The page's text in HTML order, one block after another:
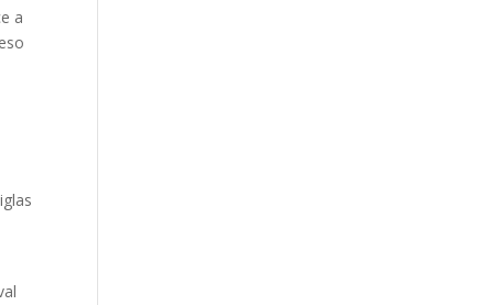
a